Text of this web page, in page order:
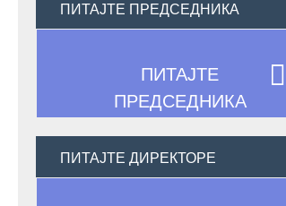
ПИТАЈТЕ ПРЕДСЕДНИКА

ПИТАЈТЕ
ПРЕДСЕДНИКА
ПИТАЈТЕ ДИРЕКТОРЕ